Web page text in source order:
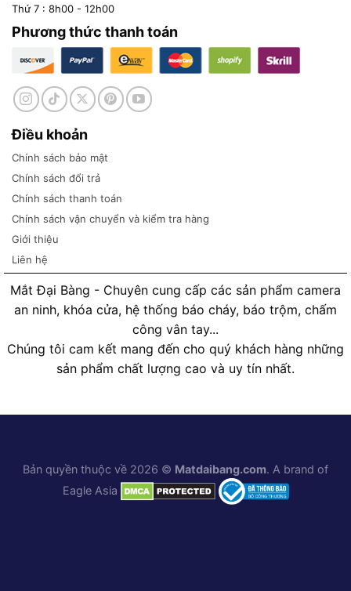
Thứ 7 : 8h00 - 12h00
Phương thức thanh toán
Điều khoản
Chính sách bảo mật
Chính sách đổi trả
Chính sách thanh toán
Chính sách vận chuyển và kiểm tra hàng
Giới thiệu
Liên hệ
Mắt Đại Bàng - Chuyên cung cấp các sản phẩm camera
an ninh, khóa cửa, hệ thống báo cháy, báo trộm, chấm
công vân tay...
Chúng tôi cam kết mang đến cho quý khách hàng những
sản phẩm chất lượng cao và uy tín nhất.
Bản quyền thuộc về 2026 © Matdaibang.com. A brand of
Eagle Asia